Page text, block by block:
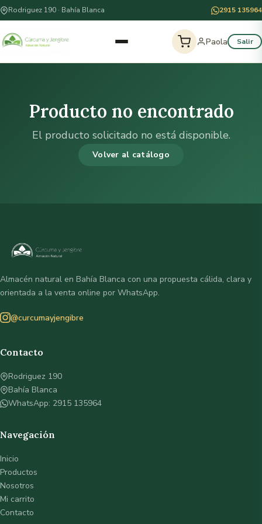
Rodriguez 190 · Bahía Blanca 2915 135964
Paola Salir
Producto no encontrado
El producto solicitado no está disponible.
Volver al catálogo
Almacén natural en Bahía Blanca con una propuesta cálida, clara y
orientada a la venta online por WhatsApp.
@curcumayjengibre
Contacto
Rodriguez 190
Bahía Blanca
WhatsApp: 2915 135964
Navegación
Inicio
Productos
Nosotros
Mi carrito
Contacto